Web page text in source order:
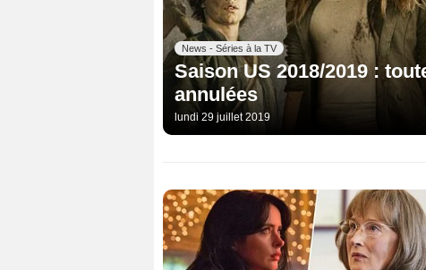
News - Séries à la TV
Saison US 2018/2019 :
annulées
lundi 29 juillet 2019